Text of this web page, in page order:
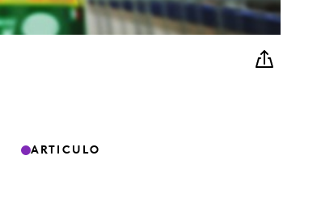
ARTICULO